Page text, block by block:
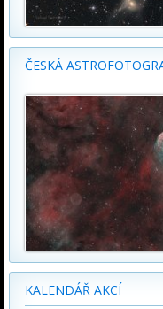
ČESKÁ
KALENDÁŘ AKCÍ